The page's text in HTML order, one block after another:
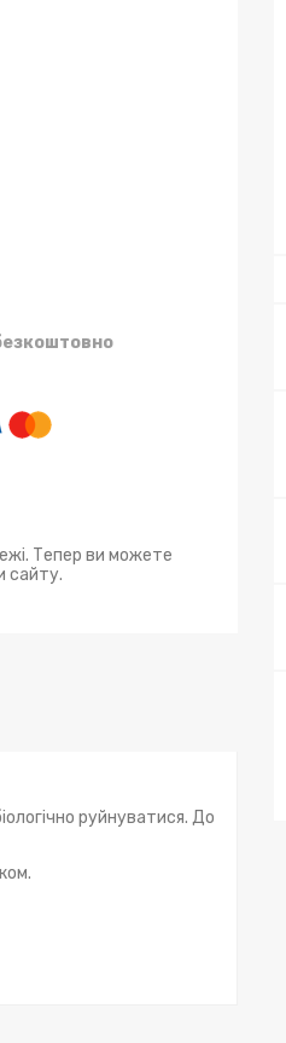
Тепер ви можете
сайту.
руйнуватися. До